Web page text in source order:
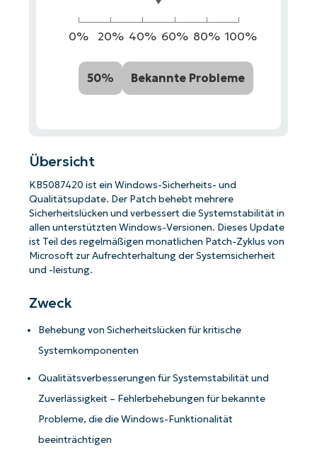
0% 20% 40% 60% 80% 100%
50% Bekannte Probleme
Übersicht
KB5087420 ist ein Windows-Sicherheits- und
Qualitätsupdate. Der Patch behebt mehrere
Sicherheitslücken und verbessert die Systemstabilität in
allen unterstützten Windows-Versionen. Dieses Update
ist Teil des regelmäßigen monatlichen Patch-Zyklus von
Microsoft zur Aufrechterhaltung der Systemsicherheit
und -leistung.
Zweck
Behebung von Sicherheitslücken für kritische
Systemkomponenten
Qualitätsverbesserungen für Systemstabilität und
Zuverlässigkeit – Fehlerbehebungen für bekannte
Probleme, die die Windows-Funktionalität
beeinträchtigen